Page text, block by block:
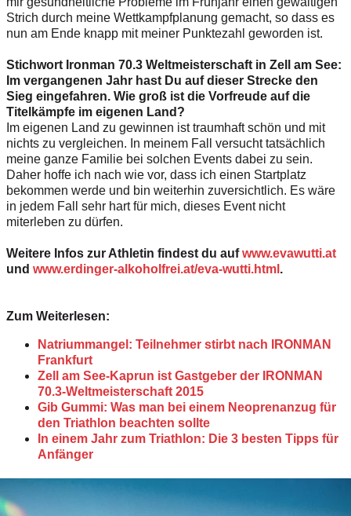
Strich durch meine Wettkampfplanung gemacht, so dass es
nun am Ende knapp mit meiner Punktezahl geworden ist.
Stichwort Ironman 70.3 Weltmeisterschaft in Zell am See:
Im vergangenen Jahr hast Du auf dieser Strecke den
Sieg eingefahren. Wie groß ist die Vorfreude auf die
Titelkämpfe im eigenen Land?
Im eigenen Land zu gewinnen ist traumhaft schön und mit
nichts zu vergleichen. In meinem Fall versucht tatsächlich
meine ganze Familie bei solchen Events dabei zu sein.
Daher hoffe ich nach wie vor, dass ich einen Startplatz
bekommen werde und bin weiterhin zuversichtlich. Es wäre
in jedem Fall sehr hart für mich, dieses Event nicht
miterleben zu dürfen.
Weitere Infos zur Athletin findest du aufwww.evawutti.at
und www.erdinger-alkoholfrei.at/eva-wutti.html .
Zum Weiterlesen:
Natriummangel: Teilnehmer stirbt nach IRONMAN
Frankfurt
Zell am See-Kaprun ist Gastgeber der IRONMAN
70.3-Weltmeisterschaft 2015
Gib Gummi: Was man bei einem Neoprenanzug für
den Triathlon beachten sollte
In einem Jahr zum Triathlon: Die 3 besten Tipps für
Anfänger